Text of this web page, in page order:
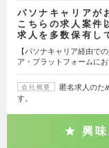
パソナキャリアが
こちらの求人案件
求人を多数保有し
【パソナキャリア経由で
ア・プラットフォームに
会社概要
匿名求人のた
す。
興味